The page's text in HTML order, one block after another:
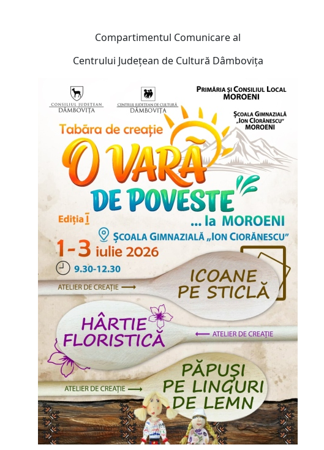
Compartimentul Comunicare al
Centrului Judeţean de Cultură Dâmboviţa